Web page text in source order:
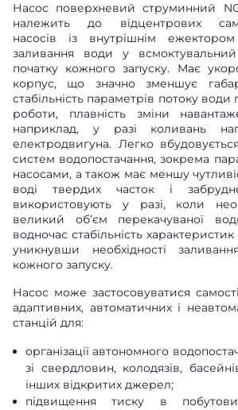
Насос поверхневий струминний
належить до відцентрових
насосів із внутрішнім
заливання води у
початку кожного запуску. Має
корпус, що значно зменшує
стабільність параметрів потоку води
роботи, плавність зміни
наприклад, у разі коливань
електродвигуна. Легко
систем водопостачання, зокрема
насосами, а також має меншу
воді твердих часток і
використовують у разі, коли
великий об’єм перекачуваної
водночас стабільність
уникнувши необхідності
кожного запуску.
Насос може застосовуватися
адаптивних, автоматичних і
станцій для:
організації автономного
зі свердловин, колодязів,
інших відкритих джерел;
підвищення тиску в